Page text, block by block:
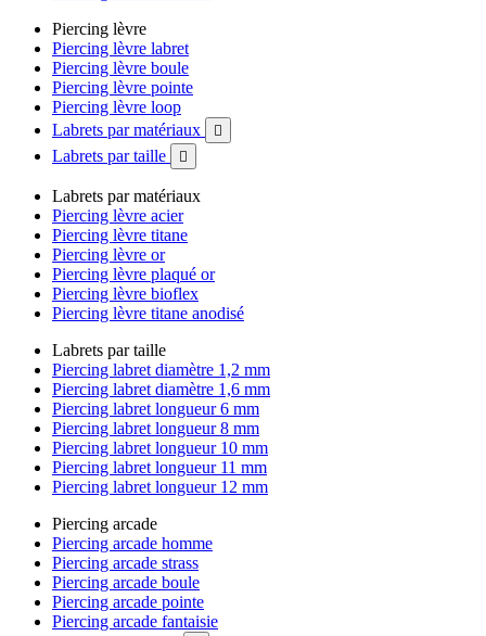
Piercing lèvre
Piercing lèvre labret
Piercing lèvre boule
Piercing lèvre pointe
Piercing lèvre loop
Labrets par matériaux

Labrets par taille 
Labrets par matériaux
Piercing lèvre acier
Piercing lèvre titane
Piercing lèvre or
Piercing lèvre plaqué or
Piercing lèvre bioflex
Piercing lèvre titane anodisé
Labrets par taille
Piercing labret diamètre 1,2 mm
Piercing labret diamètre 1,6 mm
Piercing labret longueur 6 mm
Piercing labret longueur 8 mm
Piercing labret longueur 10 mm
Piercing labret longueur 11 mm
Piercing labret longueur 12 mm
Piercing arcade
Piercing arcade homme
Piercing arcade strass
Piercing arcade boule
Piercing arcade pointe
Piercing arcade fantaisie